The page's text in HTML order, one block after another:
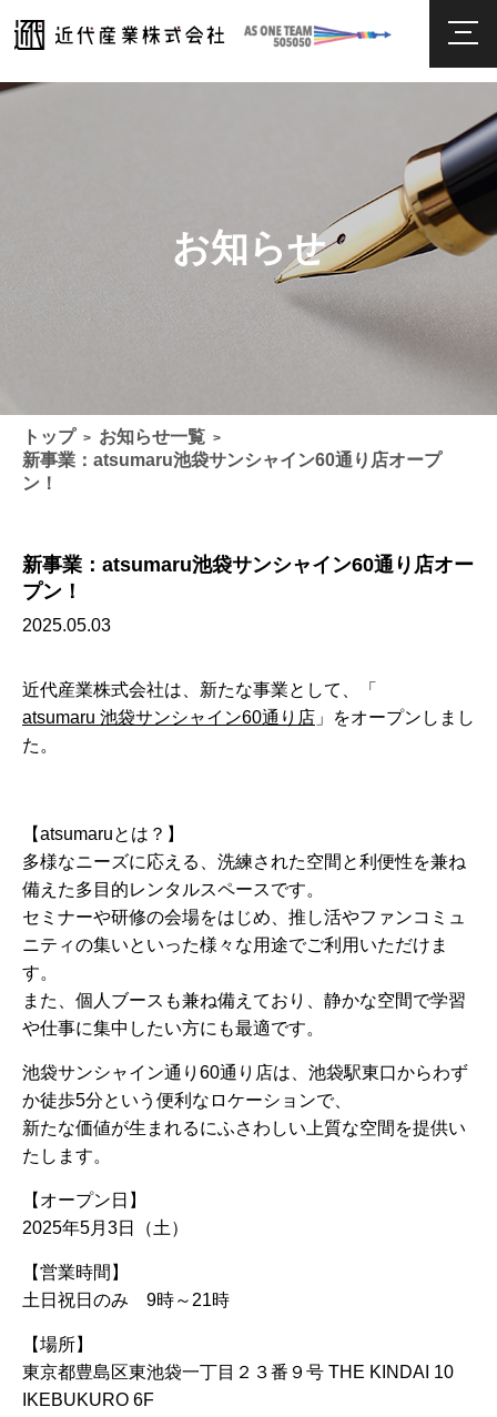
お知らせ
トップ > お知らせ一覧 >
新事業：atsumaru池袋サンシャイン60通り店オープ
ン！
新事業：atsumaru池袋サンシャイン60通り店オー
プン！
2025.05.03
近代産業株式会社は、新たな事業として、「
atsumaru 池袋サンシャイン60通り店 」をオープンしまし
た。
【atsumaruとは？】
多様なニーズに応える、洗練された空間と利便性を兼ね
備えた多目的レンタルスペースです。
セミナーや研修の会場をはじめ、推し活やファンコミュ
ニティの集いといった様々な用途でご利用いただけま
す。
また、個人ブースも兼ね備えており、静かな空間で学習
や仕事に集中したい方にも最適です。
池袋サンシャイン通り60通り店は、池袋駅東口からわず
か徒歩5分という便利なロケーションで、
新たな価値が生まれるにふさわしい上質な空間を提供い
たします。
【オープン日】
2025年5月3日（土）
【営業時間】
土日祝日のみ 9時～21時
【場所】
東京都豊島区東池袋一丁目２３番９号 THE KINDAI 10
IKEBUKURO 6F